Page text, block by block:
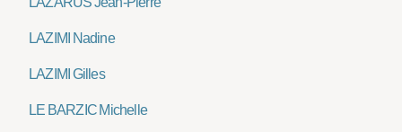
LAZIMI Nadine
LAZIMI Gilles
LE BARZIC Michelle